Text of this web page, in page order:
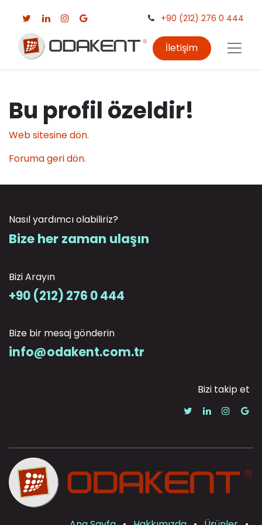
+90 (212) 276 0 444
İletişim
Bu profil özeldir!
Web sitesine dön.
Foruma geri dön.
Nasıl yardımcı olabiliriz?
Bize her zaman ulaşın
Bizi Arayın
+90 (212) 276 0 444
Bize bir mesaj gönderin
info@odakent.com.tr
Bizi takip et